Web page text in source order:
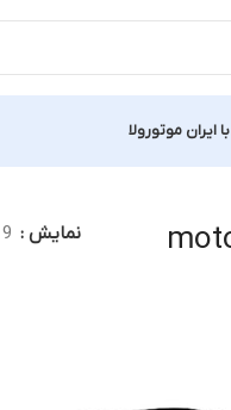
ایران موتورولا
نمایش 9